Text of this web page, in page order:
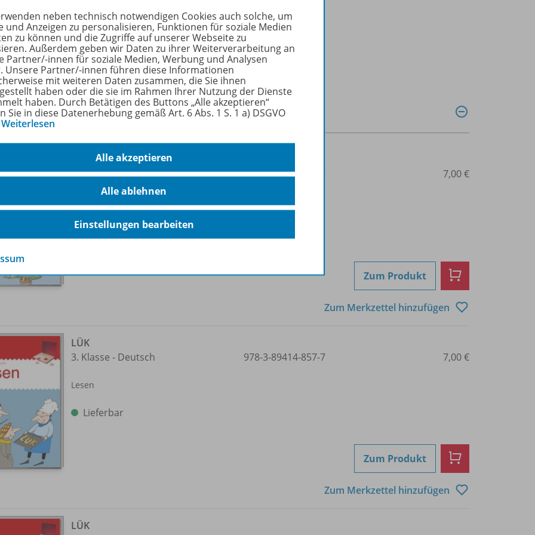
wird das LÜK-Kontrollgerät benötigt.
Sie mehr über die Reihe
Produkte
2./3. Klasse - Deutsch
Lieferbar
978-3-89414-848-5 7,00 €
Zum Produkt
Zum Merkzettel hinzufügen
LÜK
3. Klasse - Deutsch
Lesen
Lieferbar
978-3-89414-857-7 7,00 €
Zum Produkt
Zum Merkzettel hinzufügen
LÜK
neben technisch notwendigen Cookies auch solche, um
und Anzeigen zu personalisieren, Funktionen für soziale Medien
zu können und die Zugriffe auf unserer Webseite zu
Außerdem geben wir Daten zu ihrer Weiterverarbeitung an
Partner/-innen für soziale Medien, Werbung und Analysen
Unsere Partner/-innen führen diese Informationen
mit weiteren Daten zusammen, die Sie ihnen
haben oder die sie im Rahmen Ihrer Nutzung der Dienste
haben. Durch Betätigen des Buttons „Alle akzeptieren“
Sie in diese Datenerhebung gemäß Art. 6 Abs. 1 S. 1 a) DSGVO
Weiterlesen
Alle akzeptieren
Alle ablehnen
Einstellungen bearbeiten